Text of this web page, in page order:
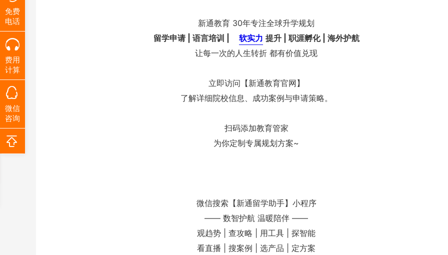
新通教育 30年专注全球升学规划
留学申请 | 语言培训 |
软实力 提升 | 职涯孵化 | 海外护航
让每一次的人生转折 都有价值兑现
立即访问【新通教育官网】
了解详细院校信息、成功案例与申请策略。
扫码添加教育管家
为你定制专属规划方案~
微信搜索【新通留学助手】小程序
—— 数智护航 温暖陪伴 ——
观趋势 | 查攻略 | 用工具 | 探智能
看直播 | 搜案例 | 选产品 | 定方案
免费
电话
费用
计算
微信
咨询